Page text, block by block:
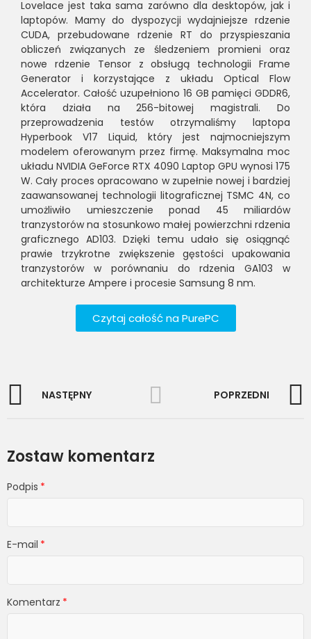
Lovelace jest taka sama zarówno dla desktopów, jak i
laptopów. Mamy do dyspozycji wydajniejsze rdzenie
CUDA, przebudowane rdzenie RT do przyspieszania
obliczeń związanych ze śledzeniem promieni oraz
nowe rdzenie Tensor z obsługą technologii Frame
Generator i korzystające z układu Optical Flow
Accelerator. Całość uzupełniono 16 GB pamięci GDDR6,
która działa na 256-bitowej magistrali. Do
przeprowadzenia testów otrzymaliśmy laptopa
Hyperbook V17 Liquid, który jest najmocniejszym
modelem oferowanym przez firmę. Maksymalna moc
układu NVIDIA GeForce RTX 4090 Laptop GPU wynosi 175
W. Cały proces opracowano w zupełnie nowej i bardziej
zaawansowanej technologii litograficznej TSMC 4N, co
umożliwiło umieszczenie ponad 45 miliardów
tranzystorów na stosunkowo małej powierzchni rdzenia
graficznego AD103. Dzięki temu udało się osiągnąć
prawie trzykrotne zwiększenie gęstości upakowania
tranzystorów w porównaniu do rdzenia GA103 w
architekturze Ampere i procesie Samsung 8 nm.
Czytaj całość na PurePC
NASTĘPNY POPRZEDNI
Zostaw komentarz
Podpis
E-mail
Komentarz